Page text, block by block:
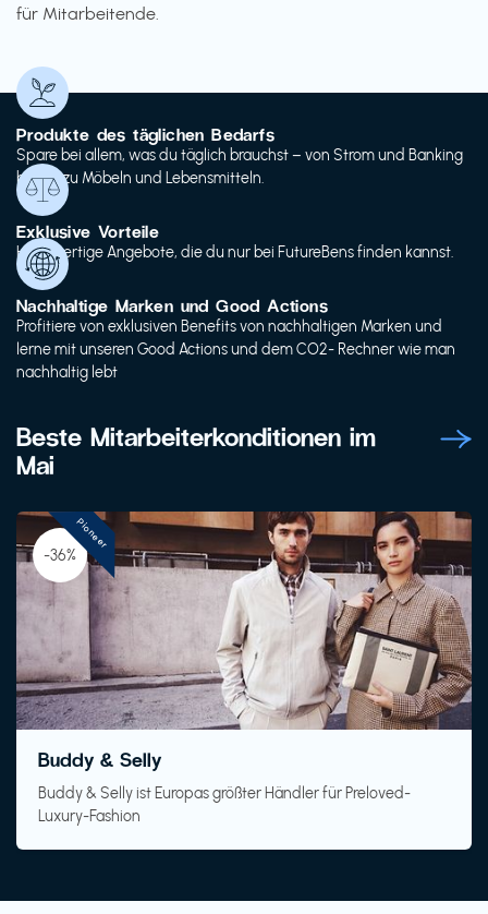
für Mitarbeitende.
Produkte des täglichen Bedarfs
Spare bei allem, was du täglich brauchst – von Strom und Banking
bis hin zu Möbeln und Lebensmitteln.
Exklusive Vorteile
Hochwertige Angebote, die du nur bei FutureBens finden kannst.
Nachhaltige Marken und Good Actions
Profitiere von exklusiven Benefits von nachhaltigen Marken und
lerne mit unseren Good Actions und dem CO2- Rechner wie man
nachhaltig lebt
Beste Mitarbeiterkonditionen im
Mai
-36%
Buddy & Selly
Buddy & Selly ist Europas größter Händler für Preloved-
Luxury-Fashion
Pioneer